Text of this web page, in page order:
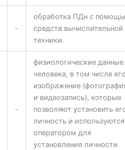
-
обработка ПДн с
средств вычислительной
техники.
-
физиологические данные
человека, в том числе
изображение
и видеозапись), которые
позволяют установить
личность и используются
оператором для
установления личности